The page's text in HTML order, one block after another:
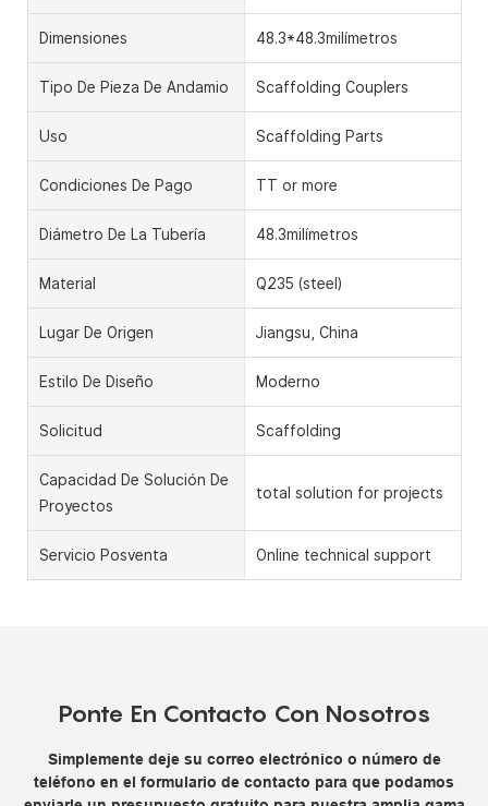
Dimensiones 48.3*48.3milímetros
Tipo De Pieza De Andamio Scaffolding Couplers
Uso Scaffolding Parts
Condiciones De Pago TT or more
Diámetro De La Tubería 48.3milímetros
Material Q235 (steel)
Lugar De Origen Jiangsu, China
Estilo De Diseño Moderno
Solicitud Scaffolding
Capacidad De Solución De
Proyectos
total solution for projects
Servicio Posventa Online technical support
Ponte En Contacto Con Nosotros
Simplemente deje su correo electrónico o número de
teléfono en el formulario de contacto para que podamos